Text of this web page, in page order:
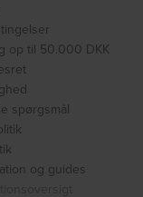
op til 50.000 DKK
spørgsmål
og guides